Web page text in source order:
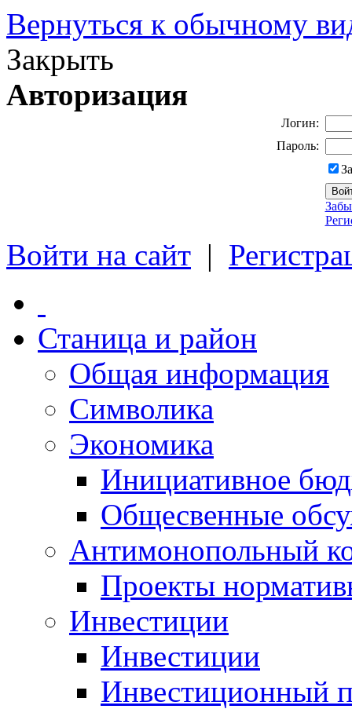
Вернуться к обычному
Закрыть
Авторизация
Логин:
Пароль:
Войти на сайт |
Станица и район
Общая информация
Символика
Экономика
Инициативное
Общесвенные
Антимонопольный
Проекты
Инвестиции
Инвестиции
Инвестиционный